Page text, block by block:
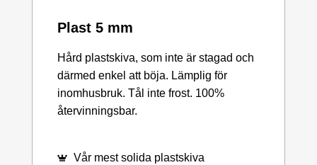
Plast 5 mm
Hård plastskiva, som inte är stagad och
därmed enkel att böja. Lämplig för
inomhusbruk. Tål inte frost. 100%
återvinningsbar.
Vår mest solida plastskiva